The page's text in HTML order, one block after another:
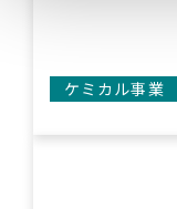
ケミカル事業